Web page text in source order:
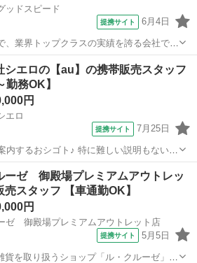
ッドスピード
提携サイト 6月4日
、業界トップクラスの実績を誇る会社で
中古車の買取り・販売の営業総合職の募
シエロの【au】の携帯販売スタッフ
勤務OK】
円
エロ
提携サイト 7月25日
内するおシゴト♪ 特に難しい説明もないの
種変更、 各種料金プランのご相談対応・
コーーゼ 御殿場プレミアムアウトレッ
売スタッフ 【車通勤OK】
円
ゼ 御殿場プレミアムアウトレット店
提携サイト 5月5日
貨を取り扱うショップ「ル・クルーゼ」で